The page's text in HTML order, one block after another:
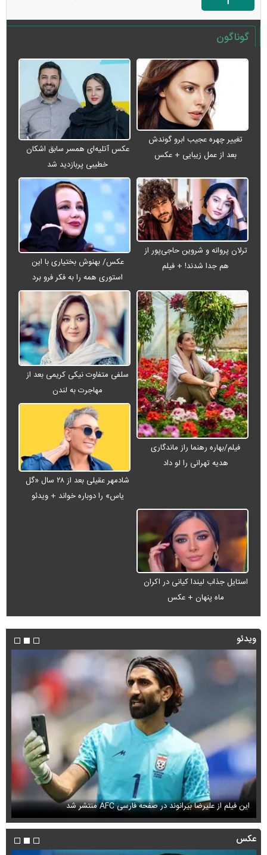
گوناگون
تغییر چهره عجیب ابرو گوندش
بعد از عمل زیبایی + عکس
عکس آتلیه‌ای همسر سابق اشکان
خطیبی پربازدید شد
ترلان پروانه و شروین حاجی‌پور از
هم جدا شدند! + فیلم
عکس/ بهنوش بختیاری با این
استوری همه را به فکر فرو برد
فیلم/بهاره رهنما راز ماندگاری
هدیه تهرانی را لو داد
سلفی متفاوت نیکی کریمی بعد از
مهاجرت به لندن
شادمهر عقیلی بعد از ۲۸ سال «گل
یاس» را دوباره خواند + ویدئو
استایل جذاب لیندا کیانی در اکران
ماه پنهان + عکس
ویدئو
این فیلم از علیرضا بیرانوند در صفحه فارسی AFC منتشر شد
عکس